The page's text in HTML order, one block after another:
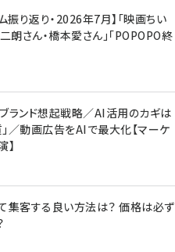
振り返り・2026年7月】「映画ちい
朗さん・橋本愛さん」「POPOPO終
ランド想起戦略／AI活用のカギは
」／動画広告をAIで最大化【マーケ
】
集客する良い方法は？ 価格は必ず